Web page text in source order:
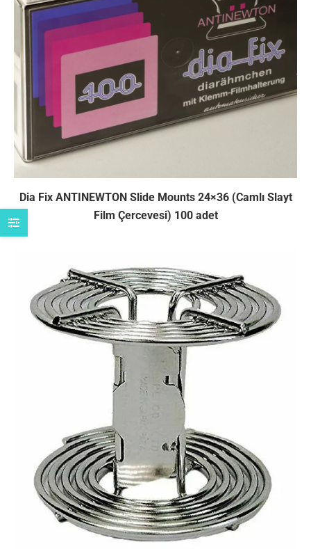
Dia Fix ANTINEWTON Slide Mounts 24×36 (Camlı Slayt
Film Çercevesi) 100 adet